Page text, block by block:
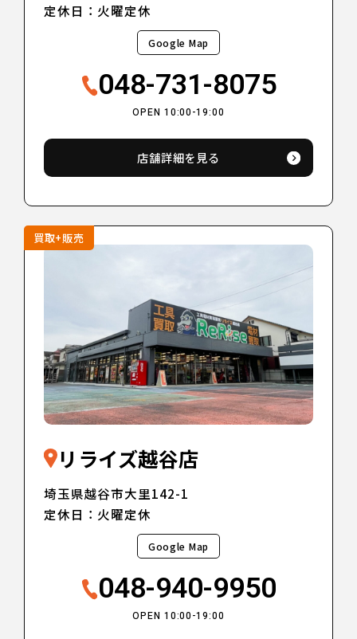
定休日：火曜定休
Google Map
048-731-8075
OPEN 10:00-19:00
店舗詳細を見る
買取+販売
リライズ越谷店
埼玉県越谷市大里142-1
定休日：火曜定休
Google Map
048-940-9950
OPEN 10:00-19:00